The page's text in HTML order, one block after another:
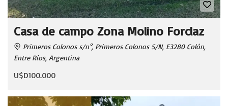
Casa de campo Zona Molino Forclaz
Primeros Colonos s/n°, Primeros Colonos S/N, E3280 Colón,
Entre Ríos, Argentina
U$D100.000